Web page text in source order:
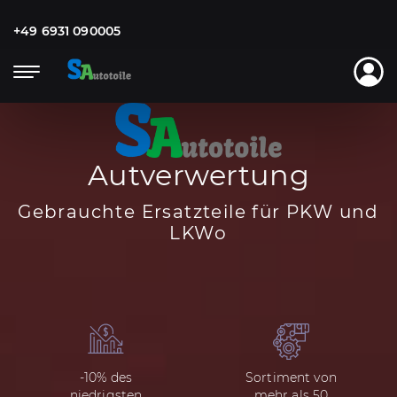
+49 6931 090005
Autverwertung
Gebrauchte Ersatzteile für PKW und
LKWо
-10% des
Sortiment von